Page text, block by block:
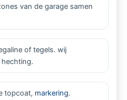
van de garage samen
of tegels. wij
topcoat, markering.